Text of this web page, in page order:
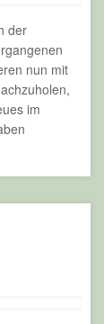
der
nun mit
im